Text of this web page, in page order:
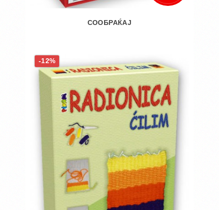
СООБРАЌАЈ
Додај во желби
Додај за споредба
-12%